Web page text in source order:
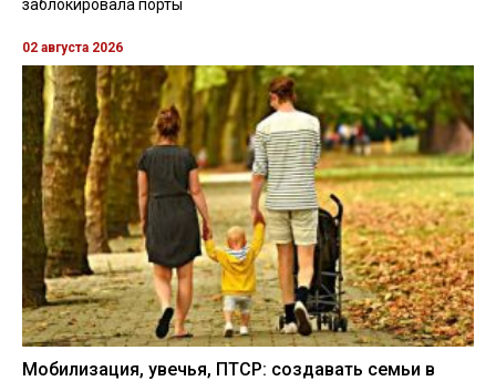
заблокировала порты
02 августа 2026
Мобилизация, увечья, ПТСР: создавать семьи в